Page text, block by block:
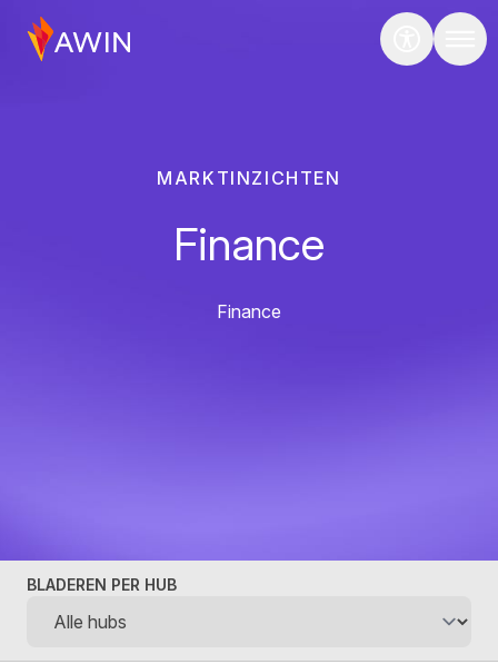
MARKTINZICHTEN
Finance
Finance
BLADEREN PER HUB